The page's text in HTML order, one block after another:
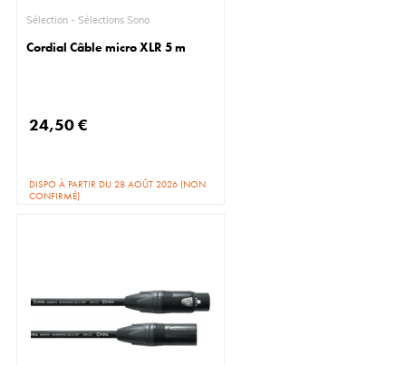
Sélection - Sélections Sono
Cordial Câble micro XLR 5 m
24,50 €
DISPO À PARTIR DU 28 AOÛT 2026 (NON
CONFIRMÉ)